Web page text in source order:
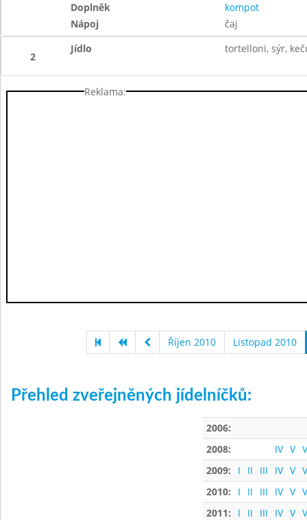
Doplněk
kompot
Nápoj
čaj
2
Jídlo tortelloni, sýr,
Reklama:
Říjen 2010 Listopad 2010
Přehled zveřejněných jídelníčků:
2006:
2008:
IV V
2009:
I II III IV V
2010:
I II III IV V
2011:
I II III IV V